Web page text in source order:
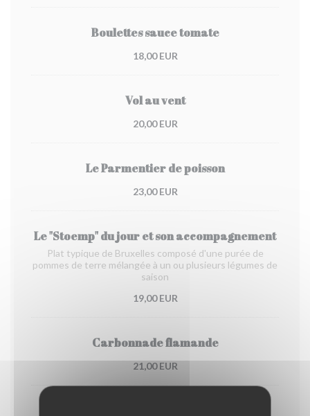
Boulettes sauce tomate
18,00 EUR
Vol au vent
20,00 EUR
Le Parmentier de poisson
23,00 EUR
Le "Stoemp" du jour et son accompagnement
Plat typique de Bruxelles composé d'une purée de
pommes de terre mélangée à un ou plusieurs légumes de
saison
19,00 EUR
Carbonnade flamande
21,00 EUR